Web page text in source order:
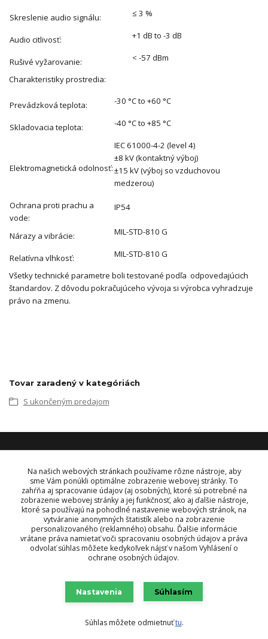
Skreslenie audio signálu: ≤ 3 %
Audio citlivosť: +1 dB to -3 dB
Rušivé vyžarovanie:
< -57 dBm
Charakteristiky prostredia:
Prevádzková teplota: -30 °C to +60 °C
Skladovacia teplota: -40 °C to +85 °C
Elektromagnetická odolnosť:
IEC 61000-4-2 (level 4)
±8 kV (kontaktný výboj)
±15 kV (výboj so vzduchovou
medzerou)
Ochrana proti prachu a
vode:
IP54
Nárazy a vibrácie: MIL-STD-810 G
Relatívna vlhkosť:
MIL-STD-810 G
Všetky technické parametre boli testované podľa odpovedajúcich
štandardov. Z dôvodu pokračujúceho vývoja si výrobca vyhradzuje
právo na zmenu.
Tovar zaradený v kategóriách
S ukončeným predajom
KONTAKT
OBJEDNÁVKY A INFORMÁCIE
+421 948 229 224
info@vysielacky.com
Vytvorené na Eshop-rychlo.sk
Na našich webových stránkach používame rôzne nástroje, aby
sme Vám ponúkli optimálne zobrazenie webovej stránky. To
zahŕňa aj spracovanie údajov (aj osobných), ktoré sú potrebné na
zobrazenie webovej stránky a jej funkčnosť, ako aj ďalšie nástroje,
ktoré sa používajú na pohodlné nastavenie webových stránok, na
vytváranie anonymných štatistík alebo na zobrazenie
personalizovaného (reklamného) obsahu. Ďalšie informácie
vrátane práva namietať voči spracovaniu osobných údajov a práva
odvolať súhlas môžete kedykoľvek nájsť v našom Vyhlásení o
ochrane osobných údajov.
Nastavenia Súhlasím
Súhlas môžete odmietnuťtu.